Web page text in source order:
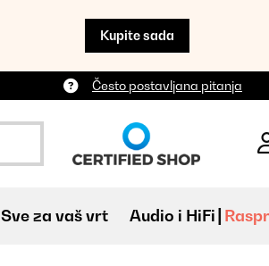
Kupite sada
Često postavljana pitanja
Sve za vaš vrt Audio i HiFi